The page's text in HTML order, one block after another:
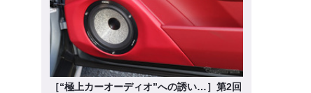
［“極上カーオーディオ”への誘い…］第2回